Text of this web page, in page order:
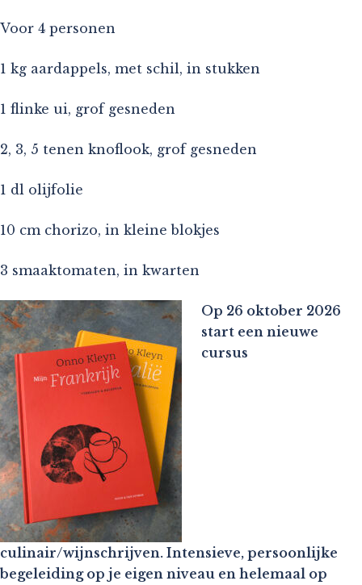
Voor 4 personen
1 kg aardappels, met schil, in stukken
1 flinke ui, grof gesneden
2, 3, 5 tenen knoflook, grof gesneden
1 dl olijfolie
10 cm chorizo, in kleine blokjes
3 smaaktomaten, in kwarten
Op 26 oktober 2026
start een nieuwe
cursus
culinair/wijnschrijven. Intensieve, persoonlijke
begeleiding op je eigen niveau en helemaal op